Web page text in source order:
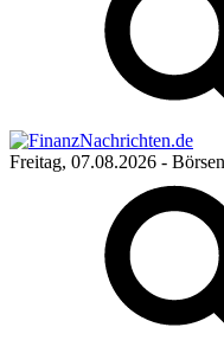
Freitag, 07.08.2026 -